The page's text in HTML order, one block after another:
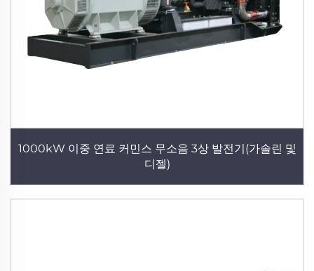
1000kW 이중 연료 커민스 무소음 3상 발전기(가솔린 및
디젤)